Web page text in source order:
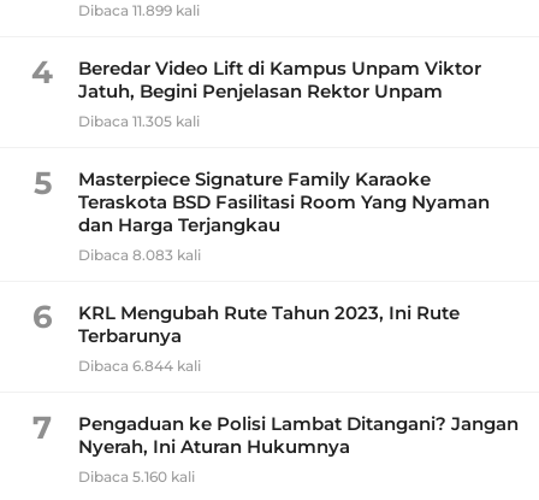
Dibaca 11.899 kali
4
Beredar Video Lift di Kampus Unpam Viktor
Jatuh, Begini Penjelasan Rektor Unpam
Dibaca 11.305 kali
5
Masterpiece Signature Family Karaoke
Teraskota BSD Fasilitasi Room Yang Nyaman
dan Harga Terjangkau
Dibaca 8.083 kali
6
KRL Mengubah Rute Tahun 2023, Ini Rute
Terbarunya
Dibaca 6.844 kali
7
Pengaduan ke Polisi Lambat Ditangani? Jangan
Nyerah, Ini Aturan Hukumnya
Dibaca 5.160 kali